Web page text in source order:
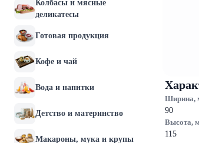
Колбасы и мясные
деликатесы
Готовая продукция
Кофе и чай
Вода и напитки
Детство и материнство
Макароны, мука и крупы
Ширина,
90
Высота,
115